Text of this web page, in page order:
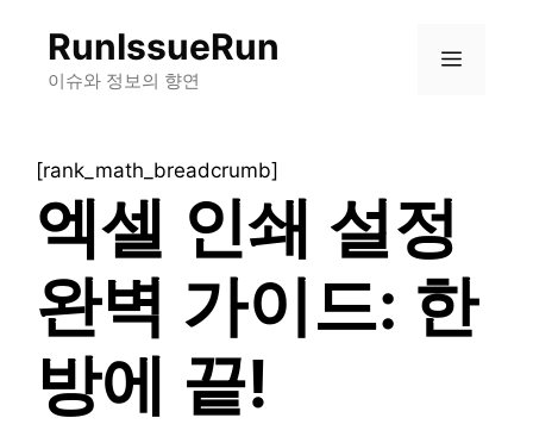
RunIssueRun
이슈와 정보의 향연
메
[rank_math_breadcrumb]
엑셀 인쇄 설정
완벽 가이드: 한
방에 끝!